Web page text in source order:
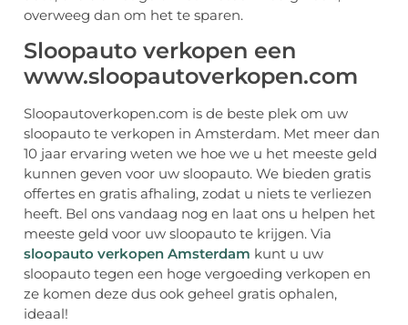
overweeg dan om het te sparen.
Sloopauto verkopen een
www.sloopautoverkopen.com
Sloopautoverkopen.com is de beste plek om uw
sloopauto te verkopen in Amsterdam. Met meer dan
10 jaar ervaring weten we hoe we u het meeste geld
kunnen geven voor uw sloopauto. We bieden gratis
offertes en gratis afhaling, zodat u niets te verliezen
heeft. Bel ons vandaag nog en laat ons u helpen het
meeste geld voor uw sloopauto te krijgen. Via
sloopauto verkopen Amsterdam kunt u uw
sloopauto tegen een hoge vergoeding verkopen en
ze komen deze dus ook geheel gratis ophalen,
ideaal!